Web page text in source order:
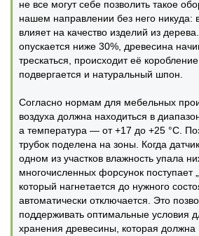
не все могут себе позволить такое
нашем направлении без него никуда:
влияет на качество изделий из
опускается ниже 30%, древесина
трескаться, происходит её
подвергается и натуральный шпон.
Согласно нормам для мебельных
воздуха должна находиться в
а температура — от +17 до +25 °С.
трубок поделена на зоны. Когда
одном из участков влажность упала
многочисленных форсунок поступает
который нагнетается до нужного
автоматически отключается. Это
поддерживать оптимальные условия
хранения древесины, которая